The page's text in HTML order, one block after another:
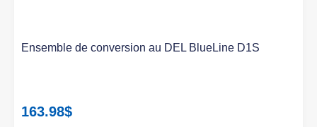
Ensemble de conversion au DEL BlueLine D1S
163.98$